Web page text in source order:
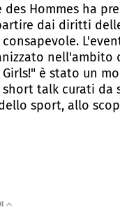
Hommes ha
dai diritti
nell'ambito
è stato un
talk curati da
sport, allo